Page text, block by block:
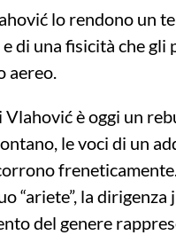
lo rendono un
di una fisicità che
aereo.
è oggi un
le voci di un
“ariete”, la
del genere